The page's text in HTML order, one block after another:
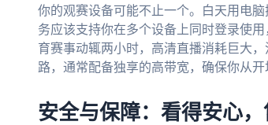
你的观赛设备可能不止一个。白天用电
务应该支持你在多个设备上同时登录使
育赛事动辄两小时，高清直播消耗巨大
路，通常配备独享的高带宽，确保你从
安全与保障：看得安心